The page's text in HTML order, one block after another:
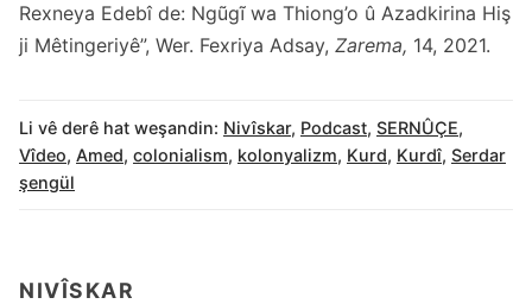
Rexneya Edebî de: Ngũgĩ wa Thiong’o û Azadkirina Hiş
ji Mêtingeriyê”, Wer. Fexriya Adsay, Zarema, 14, 2021.
Li vê derê hat weşandin: Nivîskar, Podcast, SERNÛÇE,
Vîdeo, Amed, colonialism, kolonyalizm, Kurd, Kurdî, Serdar
şengül
NIVÎSKAR